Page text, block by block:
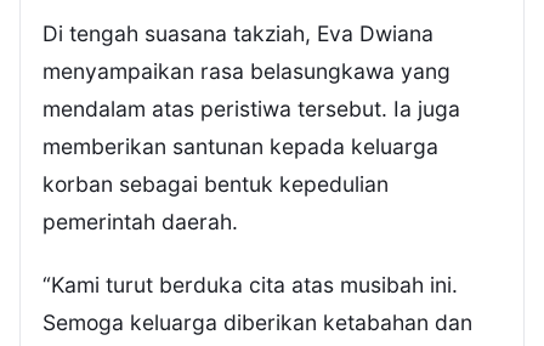
Di tengah suasana takziah, Eva Dwiana
menyampaikan rasa belasungkawa yang
mendalam atas peristiwa tersebut. Ia juga
memberikan santunan kepada keluarga
korban sebagai bentuk kepedulian
pemerintah daerah.
“Kami turut berduka cita atas musibah ini.
Semoga keluarga diberikan ketabahan dan